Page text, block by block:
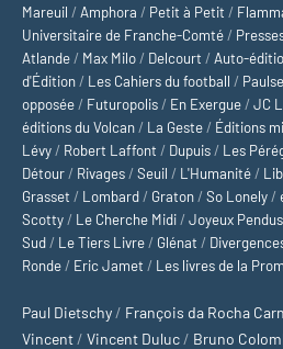
Mareuil / Amphora / Petit à Petit /
Universitaire de Franche-Comté /
Atlande / Max Milo / Delcourt / Auto-
d'Édition / Les Cahiers du football /
opposée / Futuropolis / En Exergue /JC
éditions du Volcan / La Geste / Éditions
Lévy / Robert Laffont / Dupuis / Les
Détour / Rivages /Seuil / L'Humanité /
Grasset / Lombard / Graton /So Lonely /
Scotty / Le Cherche Midi /Joyeux Pendus
Sud / Le Tiers Livre / Glénat /
Ronde / Eric Jamet / Les livres de la
Paul Dietschy / François da Rocha
Vincent / Vincent Duluc / Bruno